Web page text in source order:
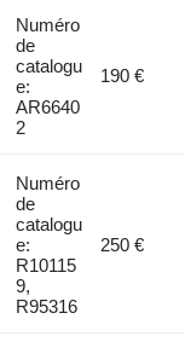
Numéro
de
catalogu
e:
AR6640
2
190 €
Numéro
de
catalogu
e:
R10115
9,
R95316
250 €